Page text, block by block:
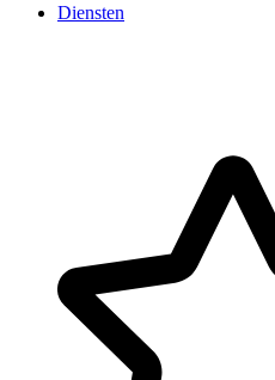
Diensten